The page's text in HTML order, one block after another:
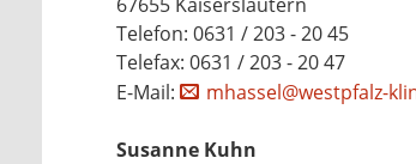
Telefon: 0631 / 203 - 20 45
Telefax: 0631 / 203 - 20 47
E-Mail:
mhassel@westpfalz-
Susanne Kuhn